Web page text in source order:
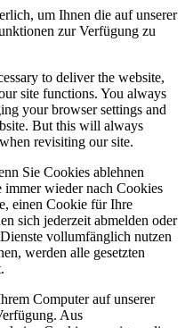
um Ihnen die auf unserer
zur Verfügung zu
to deliver the website,
site functions. You always
your browser settings and
But this will always
revisiting our site.
Sie Cookies ablehnen
immer wieder nach Cookies
einen Cookie für Ihre
sich jederzeit abmelden oder
vollumfänglich nutzen
werden alle gesetzten
Computer auf unserer
Aus